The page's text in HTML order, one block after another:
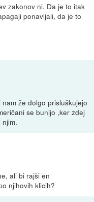
zakonov ni. Da je to itak
ponavljali, da je to
že dolgo prisluškujejo
se bunijo ,ker zdej
ali bi rajši en
njihovih klicih?